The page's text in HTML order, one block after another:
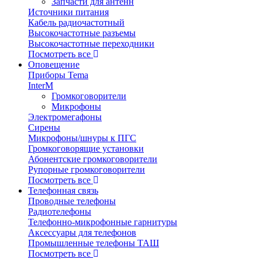
Источники питания
Кабель радиочастотный
Высокочастотные разъемы
Высокочастотные переходники
Посмотреть все
Оповещение
Приборы Tema
InterM
Громкоговорители
Микрофоны
Электромегафоны
Сирены
Микрофоны/шнуры к ПГС
Громкоговорящие установки
Абонентские громкоговорители
Рупорные громкоговорители
Посмотреть все
Телефонная связь
Проводные телефоны
Радиотелефоны
Телефонно-микрофонные гарнитуры
Аксессуары для телефонов
Промышленные телефоны ТАШ
Посмотреть все